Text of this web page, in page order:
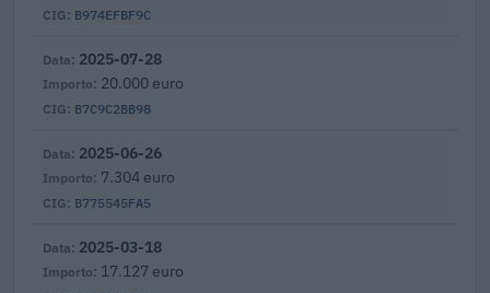
B974EFBF9C
B7C9C2BB98
2025-07-28
20.000 euro
B775545FA5
2025-06-26
7.304 euro
2025-03-18
17.127 euro